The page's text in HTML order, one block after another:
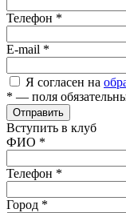
Телефон *
E-mail *
Я согласен на
* — поля
Отправить
Вступить в клуб
ФИО *
Телефон *
Город *